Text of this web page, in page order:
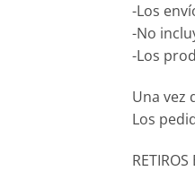
-Los
-No
-Los
Una vez
Los
RETIROS